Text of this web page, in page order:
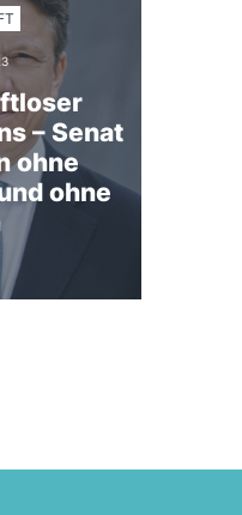
– Senat
ohne
ohne